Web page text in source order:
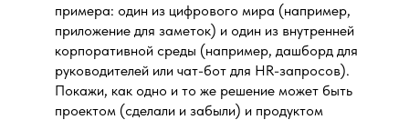
примера: один из цифрового мира (например,
приложение для заметок) и один из внутренней
корпоративной среды (например, дашборд для
руководителей или чат-бот для HR-запросов).
Покажи, как одно и то же решение может быть
проектом (сделали и забыли) и продуктом